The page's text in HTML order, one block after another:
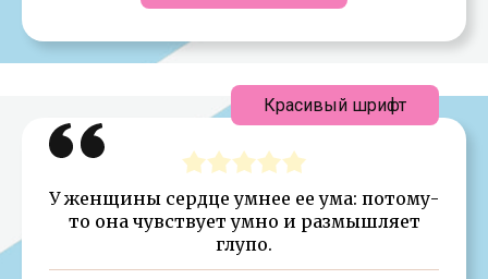
У женщины сердце умнее ее ума: потому-
то она чувствует умно и размышляет
глупо.
Красивый шрифт